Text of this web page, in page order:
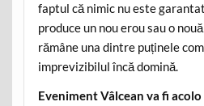
faptul că nimic nu este
produce un nou erou sau o
rămâne una dintre puținele
imprevizibilul încă domină.
Eveniment Vâlcean va fi